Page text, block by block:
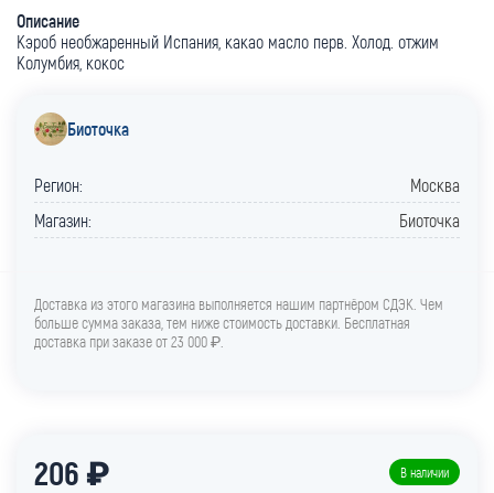
Описание
Кэроб необжаренный Испания, какао масло перв. Холод. отжим
Колумбия, кокос
Биоточка
Регион:
Москва
Магазин:
Биоточка
Доставка из этого магазина выполняется нашим партнёром СДЭК. Чем
больше сумма заказа, тем ниже стоимость доставки. Бесплатная
доставка при заказе от 23 000 ₽.
206 ₽ В наличии